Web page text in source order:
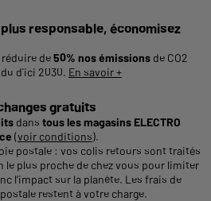
responsable, économisez
de50% nos émissions de CO2
d'ici 2030. En savoir +
gratuits
dans tous les magasins ELECTRO
(voir conditions).
postale : vos colis retours sont traités
le plus proche de chez vous pour limiter
l’impact sur la planète. Les frais de
restent à votre charge.